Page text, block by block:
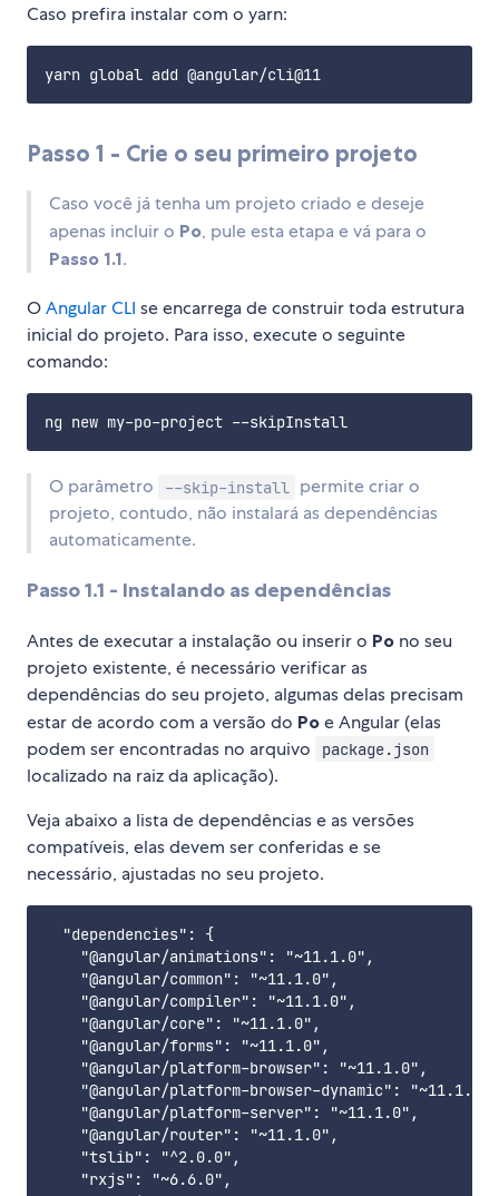
Caso prefira instalar com o yarn:
Passo 1 - Crie o seu primeiro projeto
Caso você já tenha um projeto criado e deseje
apenas incluir o Po, pule esta etapa e vá para o
Passo 1.1.
OAngular CLI se encarrega de construir toda estrutura
inicial do projeto. Para isso, execute o seguinte
comando:
O parâmetro --skip-install
permite criar o
projeto, contudo, não instalará as dependências
automaticamente.
Passo 1.1 - Instalando as dependências
Antes de executar a instalação ou inserir o Po no seu
projeto existente, é necessário verificar as
dependências do seu projeto, algumas delas precisam
estar de acordo com a versão do Po e Angular (elas
podem ser encontradas no arquivo
package.json
localizado na raiz da aplicação).
Veja abaixo a lista de dependências e as versões
compatíveis, elas devem ser conferidas e se
necessário, ajustadas no seu projeto.
  "dependencies": {
    "@angular/animations": "~11.1.0",
    "@angular/common": "~11.1.0",
    "@angular/compiler": "~11.1.0",
    "@angular/core": "~11.1.0",
    "@angular/forms": "~11.1.0",
    "@angular/platform-browser": "~11.1.0",
    "@angular/platform-browser-dynamic": "~11.1.0",
    "@angular/platform-server": "~11.1.0",
    "@angular/router": "~11.1.0",
    "tslib": "^2.0.0",
    "rxjs": "~6.6.0",